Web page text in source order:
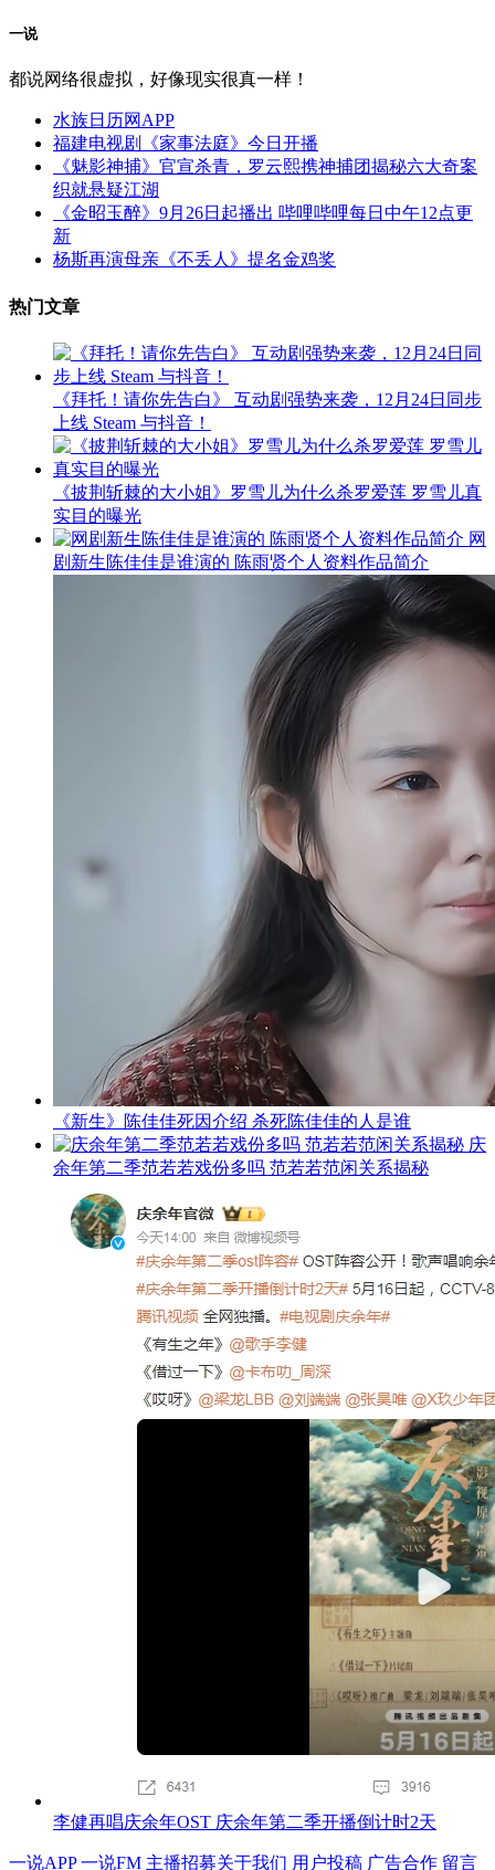
一说
都说网络很虚拟，好像现实很真一样！
水族日历网APP
福建电视剧《家事法庭》今日开播
《魅影神捕》官宣杀青，罗云熙携神捕团揭秘六大奇案
织就悬疑江湖
《金昭玉醉》9月26日起播出 哔哩哔哩每日中午12点更
新
杨斯再演母亲《不丢人》提名金鸡奖
热门文章
《拜托！请你先告白》 互动剧强势来袭，12月24日同步
上线 Steam 与抖音！
《披荆斩棘的大小姐》罗雪儿为什么杀罗爱莲 罗雪儿真
实目的曝光
网
剧新生陈佳佳是谁演的 陈雨贤个人资料作品简介
《新生》陈佳佳死因介绍 杀死陈佳佳的人是谁
庆
余年第二季范若若戏份多吗 范若若范闲关系揭秘
李健再唱庆余年OST 庆余年第二季开播倒计时2天
一说APP 一说FM 主播招募关于我们 用户投稿 广告合作 留言